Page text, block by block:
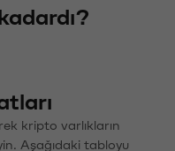
kripto varlıkların
Aşağıdaki tabloyu